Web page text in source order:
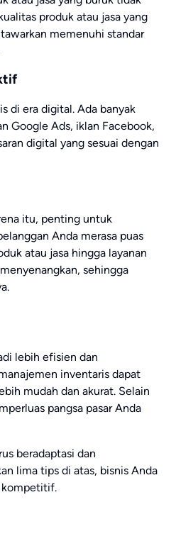
produk atau jasa yang
memenuhi standar
di era digital. Ada banyak
Google Ads, iklan Facebook,
digital yang sesuai dengan
itu, penting untuk
Anda merasa puas
atau jasa hingga layanan
sehingga
lebih efisien dan
inventaris dapat
mudah dan akurat. Selain
pangsa pasar Anda
beradaptasi dan
lima tips di atas, bisnis Anda
kompetitif.